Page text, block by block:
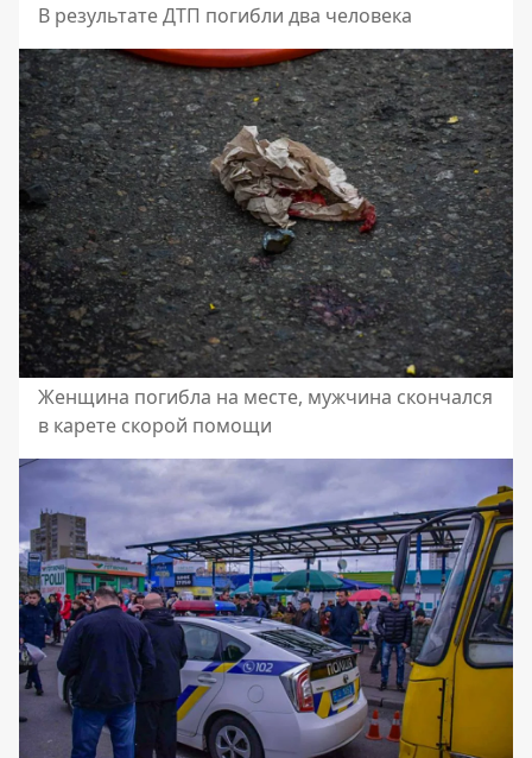
В результате ДТП погибли два человека
Женщина погибла на месте, мужчина скончался
в карете скорой помощи